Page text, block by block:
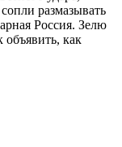
размазывать
Россия. Зелю
как